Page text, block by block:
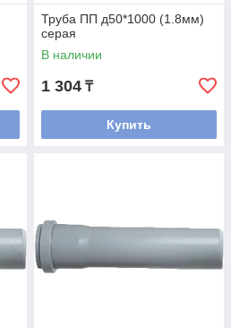
Труба ПП д50*1000 (1.8мм)
серая
В наличии
1 304 ₸
Купить